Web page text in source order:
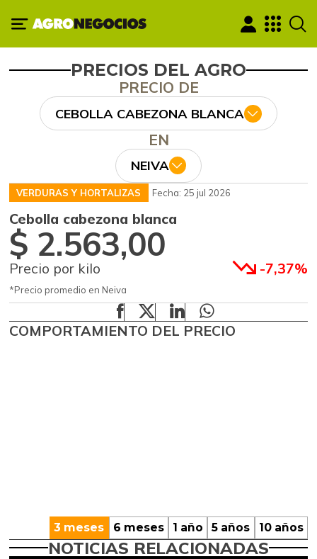
PRECIOS DEL AGRO
PRECIO DE
CEBOLLA CABEZONA BLANCA
EN
NEIVA
VERDURAS Y HORTALIZAS Fecha: 25 jul 2026
Cebolla cabezona blanca
$ 2.563,00
Precio por kilo -7,37%
*Precio promedio en Neiva
COMPORTAMIENTO DEL PRECIO
3 meses 6 meses 1 año 5 años 10 años
NOTICIAS RELACIONADAS